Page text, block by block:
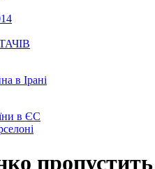
в Ірані
в ЄС